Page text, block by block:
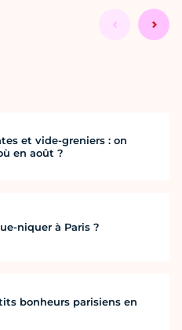
et vide-greniers : on
en août ?
niquer à Paris ?
bonheurs parisiens en